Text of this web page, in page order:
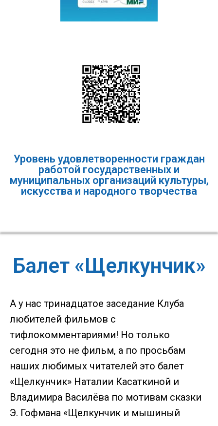
Уровень удовлетворенности граждан
работой государственных и
муниципальных организаций культуры,
искусства и народного творчества
Балет «Щелкунчик»
А у нас тринадцатое заседание Клуба
любителей фильмов с
тифлокомментариями! Но только
сегодня это не фильм, а по просьбам
наших любимых читателей это балет
«Щелкунчик» Наталии Касаткиной и
Владимира Василёва по мотивам сказки
Э. Гофмана «Щелкунчик и мышиный